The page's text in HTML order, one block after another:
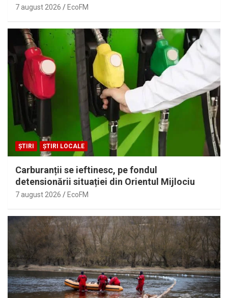
7 august 2026 EcoFM
ȘTIRI ȘTIRI LOCALE
Carburanții se ieftinesc, pe fondul
detensionării situației din Orientul Mijlociu
7 august 2026 EcoFM